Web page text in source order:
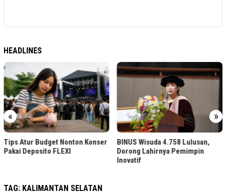
HEADLINES
« »
Tips Atur Budget Nonton Konser
Pakai Deposito FLEXI
BINUS Wisuda 4.758 Lulusan,
Dorong Lahirnya Pemimpin
Inovatif
TAG: KALIMANTAN SELATAN